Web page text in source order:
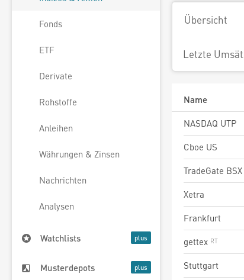
Fonds
ETF
Derivate
Rohstoffe
Anleihen
Währungen & Zinsen
Nachrichten
Analysen
Watchlists
Musterdepots
Übersicht
Letzte
Name
NASDAQ UTP
Cboe US
TradeGate BSX
Xetra
Frankfurt
gettex
Stuttgart